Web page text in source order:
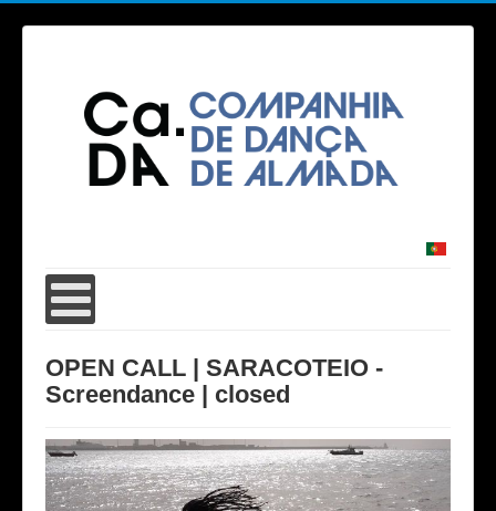
OPEN CALL | SARACOTEIO -
Screendance | closed